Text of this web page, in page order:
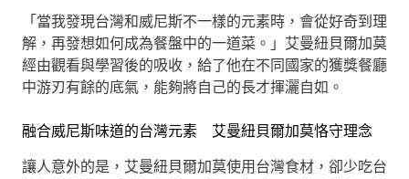
「當我發現台灣和威尼斯不一樣的元素時，會從好奇到理
解，再發想如何成為餐盤中的一道菜。」艾曼紐貝爾加莫
經由觀看與學習後的吸收，給了他在不同國家的獲獎餐廳
中游刃有餘的底氣，能夠將自己的長才揮灑自如。
融合威尼斯味道的台灣元素 艾曼紐貝爾加莫恪守理念
讓人意外的是，艾曼紐貝爾加莫使用台灣食材，卻少吃台